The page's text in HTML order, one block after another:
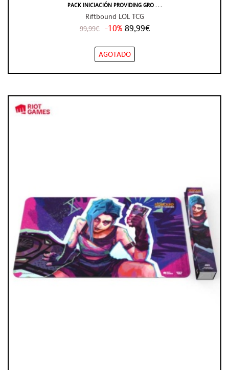
PACK INICIACIÓN PROVIDING GRO . . .
Riftbound LOL TCG
99,99€ -10% 89,99€
AGOTADO